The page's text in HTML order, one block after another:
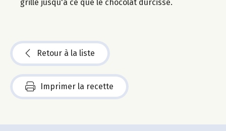
grille jusqu'à ce que le chocolat durcisse.
Retour à la liste
Imprimer la recette